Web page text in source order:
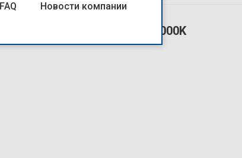
Новости компании
1500Lm d250x50 IP20 4000K